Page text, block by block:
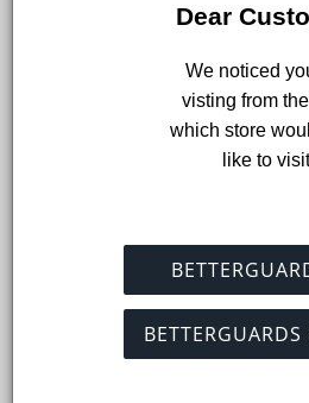
Mit dem Fuß umgeknickt -
Du bist beim Sport oder im
umgeknickt? Jetzt kommt
Lukas das PECH
9. Jul 2024
Dear
visting from
which store
like to visit
BETTERGUARDS